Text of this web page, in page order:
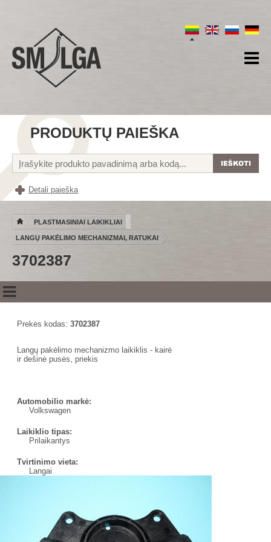
PRODUKTŲ PAIEŠKA
Detali paieška
PLASTMASINIAI LAIKIKLIAI
LANGŲ PAKĖLIMO MECHANIZMAI, RATUKAI
3702387
Prekės kodas: 3702387
Langų pakėlimo mechanizmo laikiklis - kairė
ir dešinė pusės, priekis
Automobilio markė:
Volkswagen
Laikiklio tipas:
Prilaikantys
Tvirtinimo vieta:
Langai